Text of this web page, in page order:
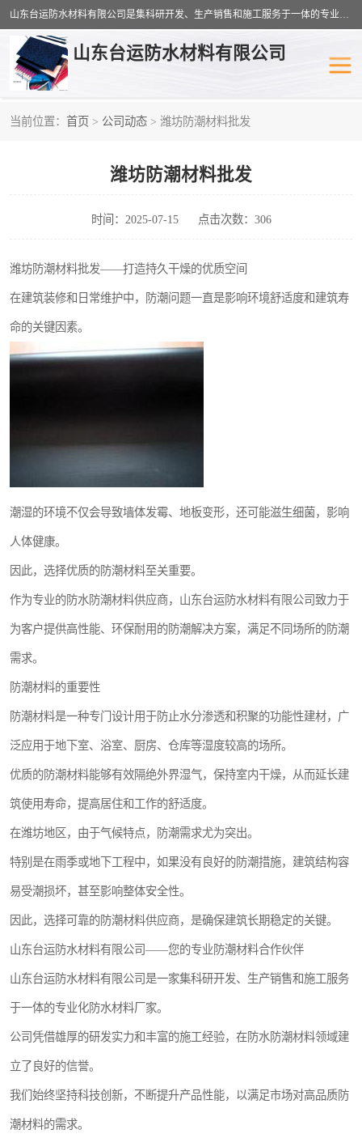
山东台运防水材料有限公司是集科研开发、生产销售和施工服务于一体的专业化防水材料厂家，公司拥有雄厚的研制生产实力和丰富的实际施工经验，在防水材料及施工行业拥有广泛的信誉；公司主要产品有：耐根穿刺SBS防水卷材,自粘型防水卷材,耐水型防水卷材,聚乙烯丙涤纶高分子防水卷材,自粘橡胶沥青防水卷材等。
山东台运防水材料有限公司
当前位置： 首页 > 公司动态 > 潍坊防潮材料批发
潍坊防潮材料批发
时间：2025-07-15 点击次数：306
潍坊防潮材料批发——打造持久干燥的优质空间
在建筑装修和日常维护中，防潮问题一直是影响环境舒适度和建筑寿
命的关键因素。
潮湿的环境不仅会导致墙体发霉、地板变形，还可能滋生细菌，影响
人体健康。
因此，选择优质的防潮材料至关重要。
作为专业的防水防潮材料供应商，山东台运防水材料有限公司致力于
为客户提供高性能、环保耐用的防潮解决方案，满足不同场所的防潮
需求。
防潮材料的重要性
防潮材料是一种专门设计用于防止水分渗透和积聚的功能性建材，广
泛应用于地下室、浴室、厨房、仓库等湿度较高的场所。
优质的防潮材料能够有效隔绝外界湿气，保持室内干燥，从而延长建
筑使用寿命，提高居住和工作的舒适度。
在潍坊地区，由于气候特点，防潮需求尤为突出。
特别是在雨季或地下工程中，如果没有良好的防潮措施，建筑结构容
易受潮损坏，甚至影响整体安全性。
因此，选择可靠的防潮材料供应商，是确保建筑长期稳定的关键。
山东台运防水材料有限公司——您的专业防潮材料合作伙伴
山东台运防水材料有限公司是一家集科研开发、生产销售和施工服务
于一体的专业化防水材料厂家。
公司凭借雄厚的研发实力和丰富的施工经验，在防水防潮材料领域建
立了良好的信誉。
我们始终坚持科技创新，不断提升产品性能，以满足市场对高品质防
潮材料的需求。
SBS防水卷材
自粘型防水卷材 耐水型防水卷材
高分子防水卷材 自粘橡胶沥青防水卷材
聚乙烯丙纶复合防水卷材 聚氯乙烯防水卷材